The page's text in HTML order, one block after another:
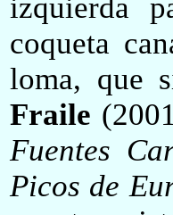
izquierda
coqueta
loma, que
Fraile
Fuentes
Picos de